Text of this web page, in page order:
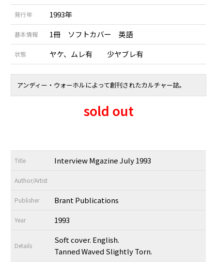
発行年 1993年
基本情報 1冊 ソフトカバー 英語
状態 ヤケ、ムレ有 少ヤブレ有
アンディー・ウォーホルによって創刊されたカルチャー誌。
sold out
Title Interview Mgazine July 1993
Author/Artist
Publisher Brant Publications
Year 1993
Details
Soft cover. English.
Tanned Waved Slightly Torn.